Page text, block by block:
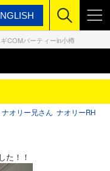
ギCOMパーティーin小樽
ナオリー兄さん ナオリーRH
た！！